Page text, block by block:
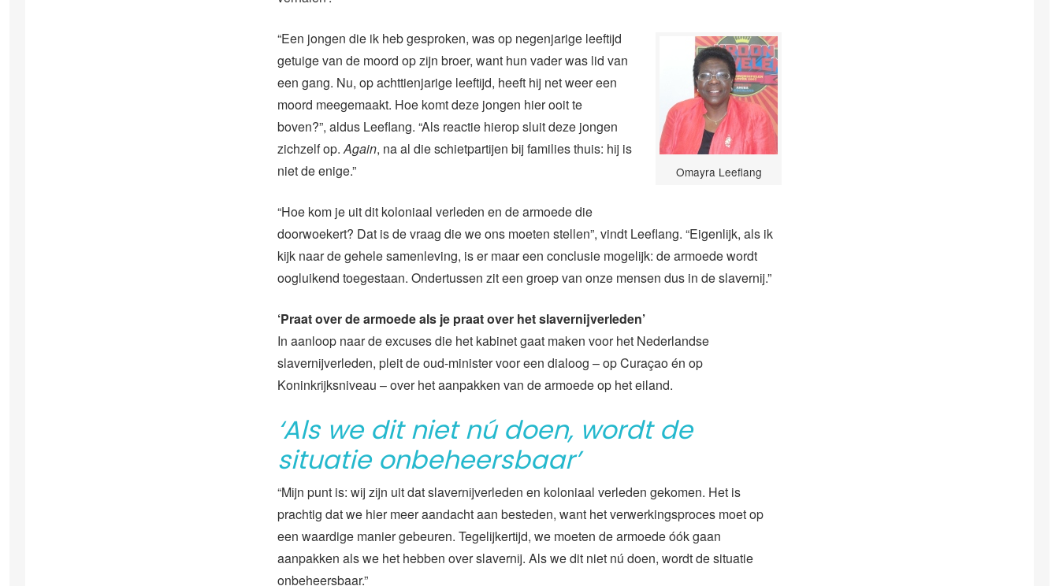
Omayra Leeflang
“Een jongen die ik heb gesproken, was op negenjarige leeftijd
getuige van de moord op zijn broer, want hun vader was lid van
een gang. Nu, op achttienjarige leeftijd, heeft hij net weer een
moord meegemaakt. Hoe komt deze jongen hier ooit te
boven?”, aldus Leeflang. “Als reactie hierop sluit deze jongen
zichzelf op.Again, na al die schietpartijen bij families thuis: hij is
niet de enige.”
“Hoe kom je uit dit koloniaal verleden en de armoede die
doorwoekert? Dat is de vraag die we ons moeten stellen”, vindt Leeflang. “Eigenlijk, als ik
kijk naar de gehele samenleving, is er maar een conclusie mogelijk: de armoede wordt
oogluikend toegestaan. Ondertussen zit een groep van onze mensen dus in de slavernij.”
‘Praat over de armoede als je praat over het slavernijverleden’
In aanloop naar de excuses die het kabinet gaat maken voor het Nederlandse
slavernijverleden, pleit de oud-minister voor een dialoog – op Curaçao én op
Koninkrijksniveau – over het aanpakken van de armoede op het eiland.
‘Als we dit niet nú doen, wordt de
situatie onbeheersbaar’
“Mijn punt is: wij zijn uit dat slavernijverleden en koloniaal verleden gekomen. Het is
prachtig dat we hier meer aandacht aan besteden, want het verwerkingsproces moet op
een waardige manier gebeuren. Tegelijkertijd, we moeten de armoede óók gaan
aanpakken als we het hebben over slavernij. Als we dit niet nú doen, wordt de situatie
onbeheersbaar.”